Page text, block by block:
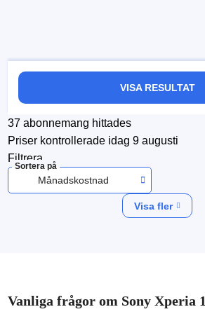
VISA RESULTAT
37 abonnemang hittades
Priser kontrollerade idag 9 augusti
Filtrera
Sortera på
Månadskostnad
Visa fler
Vanliga frågor om Sony Xperia 1